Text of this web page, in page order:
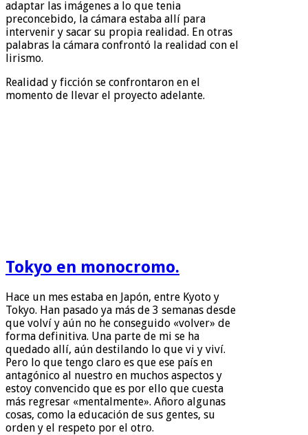
adaptar las imágenes a lo que tenia
preconcebido, la cámara estaba allí para
intervenir y sacar su propia realidad. En otras
palabras la cámara confrontó la realidad con el
lirismo.
Realidad y ficción se confrontaron en el
momento de llevar el proyecto adelante.
Tokyo en monocromo.
Hace un mes estaba en Japón, entre Kyoto y
Tokyo. Han pasado ya más de 3 semanas desde
que volví y aún no he conseguido «volver» de
forma definitiva. Una parte de mi se ha
quedado allí, aún destilando lo que vi y viví.
Pero lo que tengo claro es que ese país en
antagónico al nuestro en muchos aspectos y
estoy convencido que es por ello que cuesta
más regresar «mentalmente». Añoro algunas
cosas, como la educación de sus gentes, su
orden y el respeto por el otro.